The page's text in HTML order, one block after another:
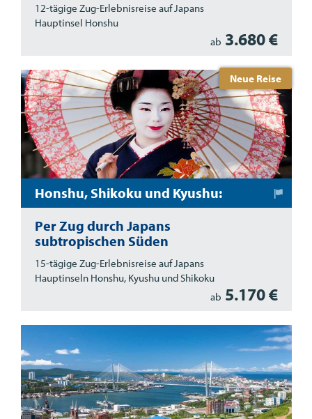
12-tägige Zug-Erlebnisreise auf Japans
Hauptinsel Honshu
ab 3.680 €
Honshu, Shikoku und Kyushu:
Neue Reise
Per Zug durch Japans
subtropischen Süden
15-tägige Zug-Erlebnisreise auf Japans
Hauptinseln Honshu, Kyushu und Shikoku
ab 5.170 €